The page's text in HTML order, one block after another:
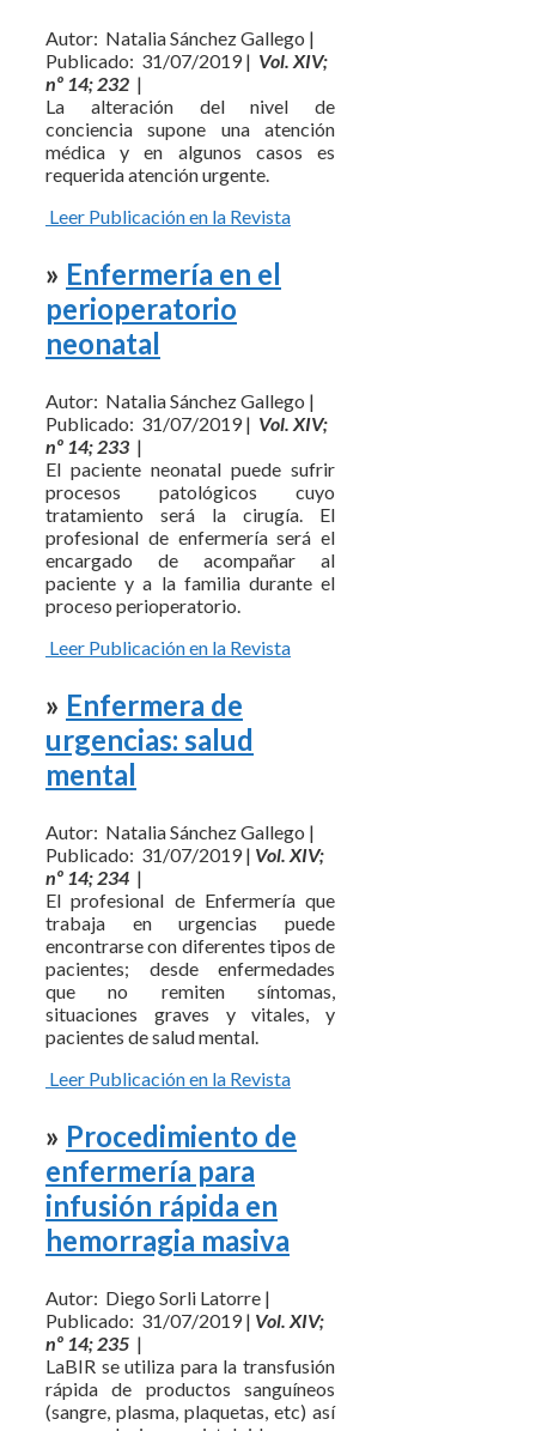
Autor: Natalia Sánchez Gallego |
Publicado: 31/07/2019 | Vol. XIV;
nº 14; 232 |
La alteración del nivel de
conciencia supone una atención
médica y en algunos casos es
requerida atención urgente.
Leer Publicación en la Revista
» Enfermería en el
perioperatorio
neonatal
Autor: Natalia Sánchez Gallego |
Publicado: 31/07/2019 | Vol. XIV;
nº 14; 233 |
El paciente neonatal puede sufrir
procesos patológicos cuyo
tratamiento será la cirugía. El
profesional de enfermería será el
encargado de acompañar al
paciente y a la familia durante el
proceso perioperatorio.
Leer Publicación en la Revista
» Enfermera de
urgencias: salud
mental
Autor: Natalia Sánchez Gallego |
Publicado: 31/07/2019 | Vol. XIV;
nº 14; 234 |
El profesional de Enfermería que
trabaja en urgencias puede
encontrarse con diferentes tipos de
pacientes; desde enfermedades
que no remiten síntomas,
situaciones graves y vitales, y
pacientes de salud mental.
Leer Publicación en la Revista
» Procedimiento de
enfermería para
infusión rápida en
hemorragia masiva
Autor: Diego Sorli Latorre |
Publicado: 31/07/2019 | Vol. XIV;
nº 14; 235 |
LaBIR se utiliza para la transfusión
rápida de productos sanguíneos
(sangre, plasma, plaquetas, etc) así